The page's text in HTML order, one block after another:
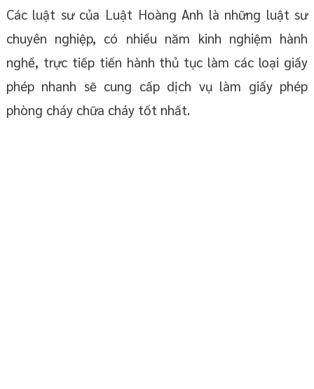
Các luật sư của Luật Hoàng Anh là những luật sư
chuyên nghiệp, có nhiều năm kinh nghiệm hành
nghề, trực tiếp tiến hành thủ tục làm các loại giấy
phép nhanh sẽ cung cấp dịch vụ làm giấy phép
phòng cháy chữa cháy tốt nhất.